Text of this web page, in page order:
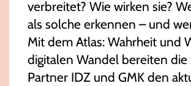
verbreitet? Wie wirken sie?
als solche erkennen – und
Mit dem Atlas: Wahrheit und
digitalen Wandel bereiten
Partner IDZ und GMK den